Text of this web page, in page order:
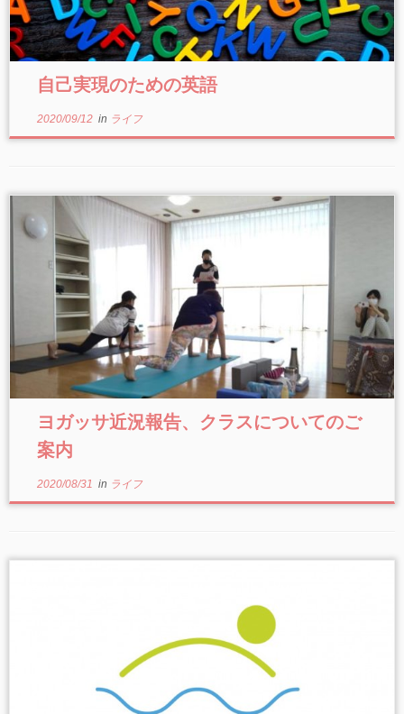
自己実現のための英語
2020/09/12in ライフ
ヨガッサ近況報告、クラスについてのご
案内
2020/08/31 in ライフ